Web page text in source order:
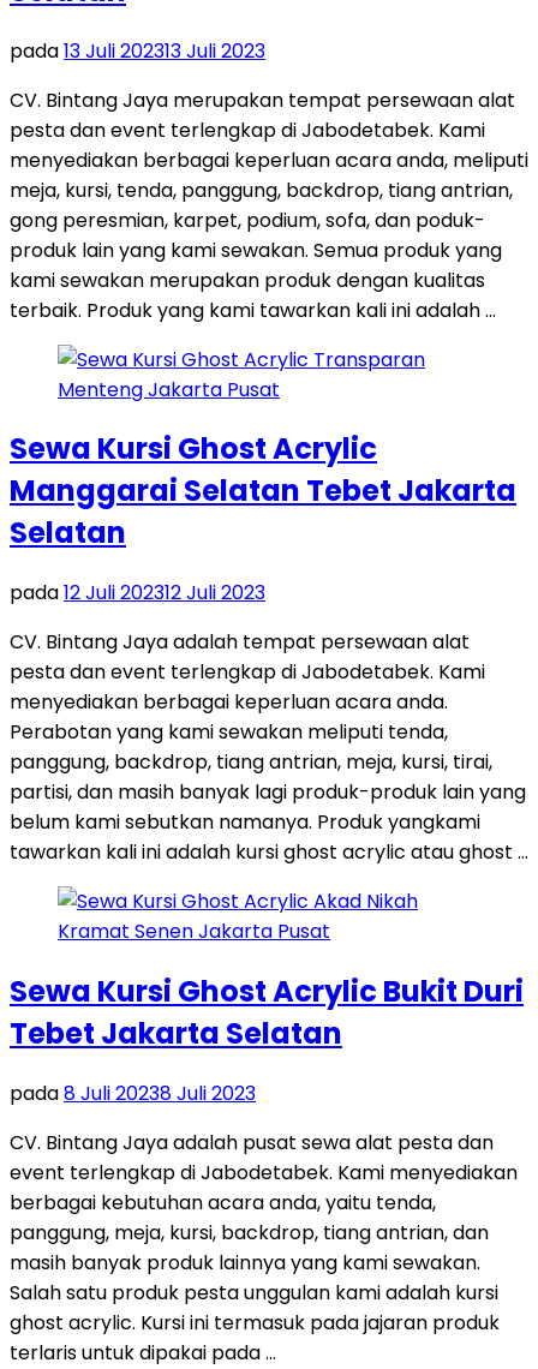
pada13 Juli 202313 Juli 2023
CV. Bintang Jaya merupakan tempat persewaan alat
pesta dan event terlengkap di Jabodetabek. Kami
menyediakan berbagai keperluan acara anda, meliputi
meja, kursi, tenda, panggung, backdrop, tiang antrian,
gong peresmian, karpet, podium, sofa, dan poduk-
produk lain yang kami sewakan. Semua produk yang
kami sewakan merupakan produk dengan kualitas
terbaik. Produk yang kami tawarkan kali ini adalah …
Sewa Kursi Ghost Acrylic
Manggarai Selatan Tebet Jakarta
Selatan
pada12 Juli 202312 Juli 2023
CV. Bintang Jaya adalah tempat persewaan alat
pesta dan event terlengkap di Jabodetabek. Kami
menyediakan berbagai keperluan acara anda.
Perabotan yang kami sewakan meliputi tenda,
panggung, backdrop, tiang antrian, meja, kursi, tirai,
partisi, dan masih banyak lagi produk-produk lain yang
belum kami sebutkan namanya. Produk yangkami
tawarkan kali ini adalah kursi ghost acrylic atau ghost …
Sewa Kursi Ghost Acrylic Bukit Duri
Tebet Jakarta Selatan
pada8 Juli 20238 Juli 2023
CV. Bintang Jaya adalah pusat sewa alat pesta dan
event terlengkap di Jabodetabek. Kami menyediakan
berbagai kebutuhan acara anda, yaitu tenda,
panggung, meja, kursi, backdrop, tiang antrian, dan
masih banyak produk lainnya yang kami sewakan.
Salah satu produk pesta unggulan kami adalah kursi
ghost acrylic. Kursi ini termasuk pada jajaran produk
terlaris untuk dipakai pada …